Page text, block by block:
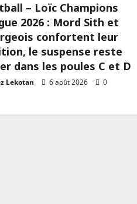
– Loïc Champions
2026 : Mord Sith et
confortent leur
le suspense reste
dans les poules C et D
Lekotan 6 août 2026 0